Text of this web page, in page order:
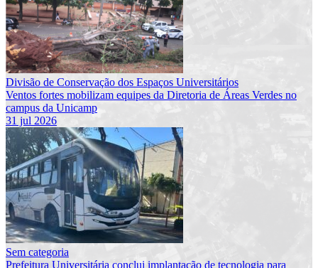
Divisão de Conservação dos Espaços Universitários
Ventos fortes mobilizam equipes da Diretoria de Áreas Verdes no
campus da Unicamp
31 jul 2026
Sem categoria
Prefeitura Universitária conclui implantação de tecnologia para